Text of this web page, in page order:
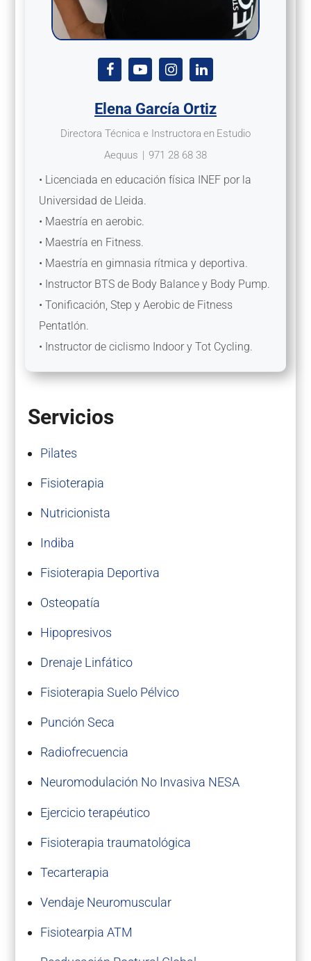
Elena García Ortiz
Directora Técnica e Instructora en Estudio
Aequus | 971 28 68 38
• Licenciada en educación física INEF por la
Universidad de Lleida.
• Maestría en aerobic.
• Maestría en Fitness.
• Maestría en gimnasia rítmica y deportiva.
• Instructor BTS de Body Balance y Body Pump.
• Tonificación, Step y Aerobic de Fitness
Pentatlón.
• Instructor de ciclismo Indoor y Tot Cycling.
Servicios
Pilates
Fisioterapia
Nutricionista
Indiba
Fisioterapia Deportiva
Osteopatía
Hipopresivos
Drenaje Linfático
Fisioterapia Suelo Pélvico
Punción Seca
Radiofrecuencia
Neuromodulación No Invasiva NESA
Ejercicio terapéutico
Fisioterapia traumatológica
Tecarterapia
Vendaje Neuromuscular
Fisiotearpia ATM